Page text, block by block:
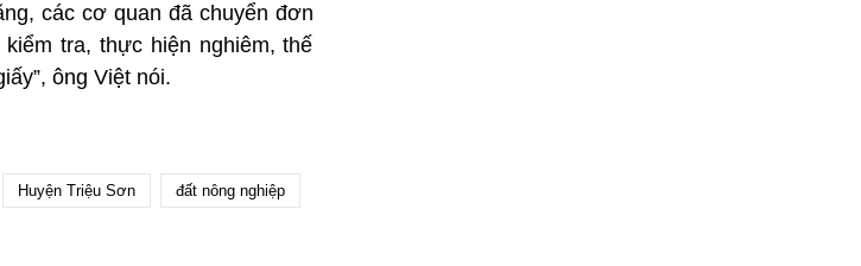
các cơ quan đã chuyển đơn
tra, thực hiện nghiêm, thế
ông Việt nói.
Huyện Triệu Sơn đất nông nghiệp